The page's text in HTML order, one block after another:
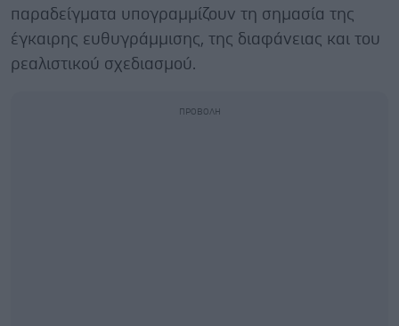
παραδείγματα υπογραμμίζουν τη σημασία της
έγκαιρης ευθυγράμμισης, της διαφάνειας και του
ρεαλιστικού σχεδιασμού.